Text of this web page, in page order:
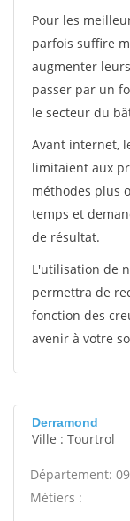
Pour les
parfois suffire
augmenter
passer par un
le secteur du
Avant internet,
limitaient aux
méthodes plus
temps et
de résultat.
L'utilisation de
permettra de
fonction des
avenir à votre
Derramond
Ville : Tourtrol
Département: 09
Métiers :